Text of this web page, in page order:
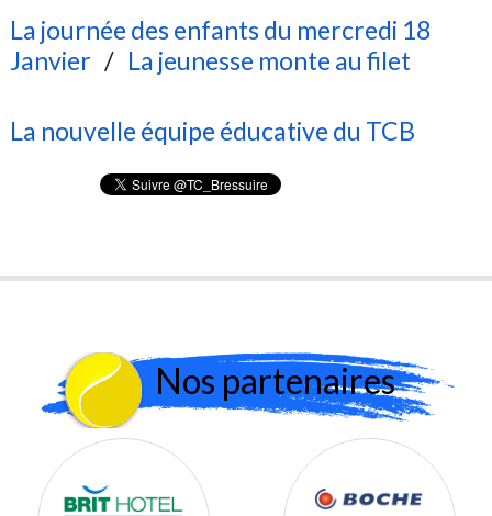
La journée des enfants du mercredi 18
Janvier / La jeunesse monte au filet
La nouvelle équipe éducative du TCB
Nos partenaires